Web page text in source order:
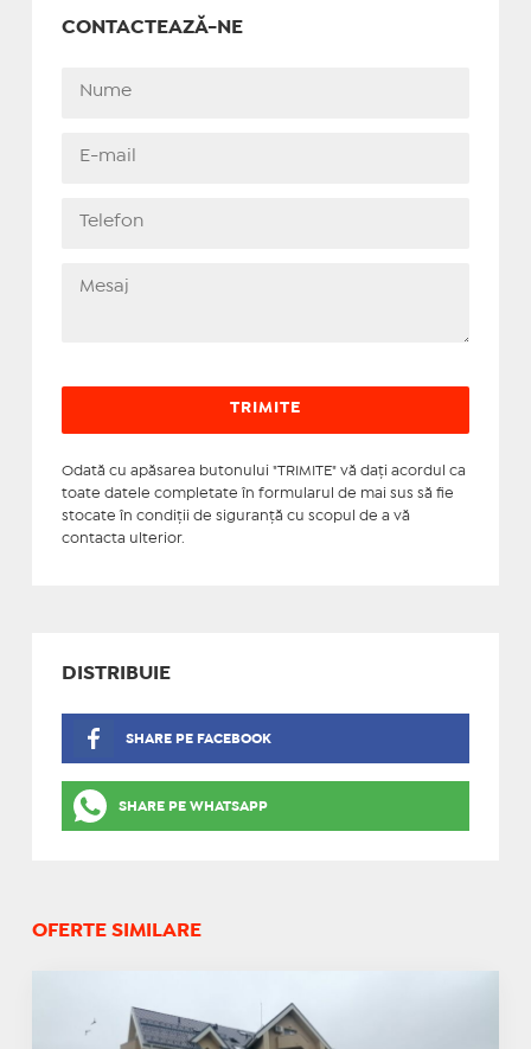
CONTACTEAZĂ-NE
Odată cu apăsarea butonului "TRIMITE" vă daţi acordul ca
toate datele completate în formularul de mai sus să fie
stocate în condiţii de siguranţă cu scopul de a vă
contacta ulterior.
DISTRIBUIE
SHARE PE FACEBOOK
SHARE PE WHATSAPP
OFERTE SIMILARE